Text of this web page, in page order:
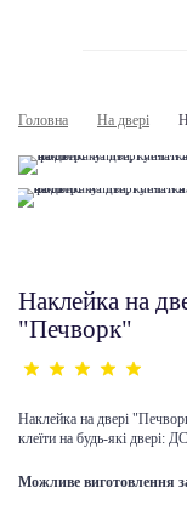
Головна На двері
Наклейка на
"Печворк"
Наклейка на двері
клеїти на будь-які двері:
Можливе виготовлення